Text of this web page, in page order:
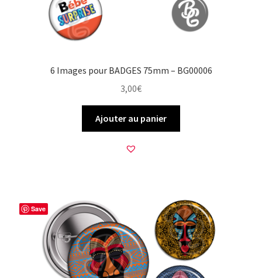
6 Images pour BADGES 75mm – BG00006
3,00€
Ajouter au panier
Save